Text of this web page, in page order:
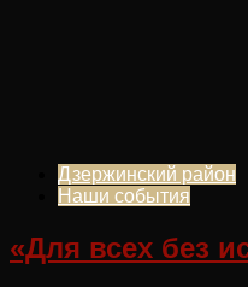
Дзержинский район
Наши события
«Для всех без